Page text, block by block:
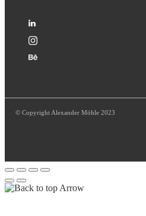
© Copyright Alexander Möhle 2023